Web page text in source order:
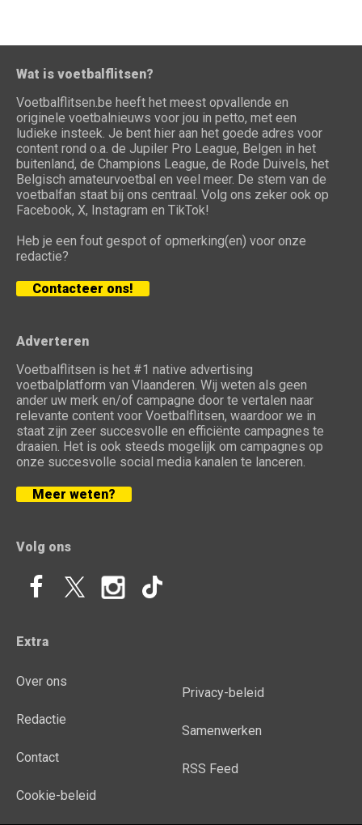
Wat is voetbalflitsen?
Voetbalflitsen.be heeft het meest opvallende en
originele voetbalnieuws voor jou in petto, met een
ludieke insteek. Je bent hier aan het goede adres voor
content rond o.a. de Jupiler Pro League, Belgen in het
buitenland, de Champions League, de Rode Duivels, het
Belgisch amateurvoetbal en veel meer. De stem van de
voetbalfan staat bij ons centraal. Volg ons zeker ook op
Facebook, X, Instagram en TikTok!
Heb je een fout gespot of opmerking(en) voor onze
redactie?
Contacteer ons!
Adverteren
Voetbalflitsen is het #1 native advertising
voetbalplatform van Vlaanderen. Wij weten als geen
ander uw merk en/of campagne door te vertalen naar
relevante content voor Voetbalflitsen, waardoor we in
staat zijn zeer succesvolle en efficiënte campagnes te
draaien. Het is ook steeds mogelijk om campagnes op
onze succesvolle social media kanalen te lanceren.
Meer weten?
Volg ons
Extra
Over ons
Redactie
Contact
Cookie-beleid
Privacy-beleid
Samenwerken
RSS Feed